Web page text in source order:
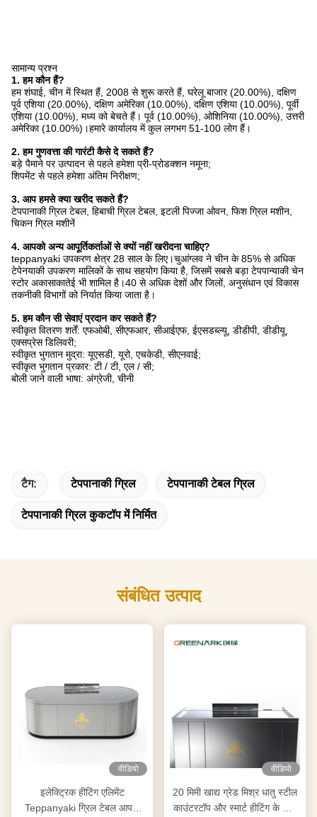
सामान्य प्रश्न
1. हम कौन हैं?
हम शंघाई, चीन में स्थित हैं, 2008 से शुरू करते हैं, घरेलू बाजार (20.00%), दक्षिण
पूर्व एशिया (20.00%), दक्षिण अमेरिका (10.00%), दक्षिण एशिया (10.00%), पूर्वी
एशिया (10.00%), मध्य को बेचते हैं। पूर्व (10.00%), ओशिनिया (10.00%), उत्तरी
अमेरिका (10.00%)।हमारे कार्यालय में कुल लगभग 51-100 लोग हैं।
2. हम गुणवत्ता की गारंटी कैसे दे सकते हैं?
बड़े पैमाने पर उत्पादन से पहले हमेशा प्री-प्रोडक्शन नमूना;
शिपमेंट से पहले हमेशा अंतिम निरीक्षण;
3. आप हमसे क्या खरीद सकते हैं?
टेपपानाकी ग्रिल टेबल, हिबाची ग्रिल टेबल, इटली पिज्जा ओवन, फिश ग्रिल मशीन,
चिकन ग्रिल मशीनें
4. आपको अन्य आपूर्तिकर्ताओं से क्यों नहीं खरीदना चाहिए?
teppanyaki उपकरण क्षेत्र 28 साल के लिए।चुआंग्लव ने चीन के 85% से अधिक
टेपेनयाकी उपकरण मालिकों के साथ सहयोग किया है, जिसमें सबसे बड़ा टेपपान्याकी चेन
स्टोर अकासाकातेई भी शामिल है।40 से अधिक देशों और जिलों, अनुसंधान एवं विकास
तकनीकी विभागों को निर्यात किया जाता है।
5. हम कौन सी सेवाएं प्रदान कर सकते हैं?
स्वीकृत वितरण शर्तें: एफओबी, सीएफआर, सीआईएफ, ईएसडब्ल्यू, डीडीपी, डीडीयू,
एक्सप्रेस डिलिवरी;
स्वीकृत भुगतान मुद्रा: यूएसडी, यूरो, एचकेडी, सीएनवाई;
स्वीकृत भुगतान प्रकार: टी / टी, एल / सी;
बोली जाने वाली भाषा: अंग्रेजी, चीनी
टैग: टेपपानाकी ग्रिल टेपपानाकी टेबल ग्रिल
टेपपानाकी ग्रिल कुकटॉप में निर्मित
संबंधित उत्पाद
वीडियो
इलेक्ट्रिक हीटिंग एलिमेंट
Teppanyaki ग्रिल टेबल आपके
वीडियो
20 मिमी खाद्य ग्रेड मिश्र धातु स्टील
काउंटरटॉप और स्मार्ट हीटिंग के साथ